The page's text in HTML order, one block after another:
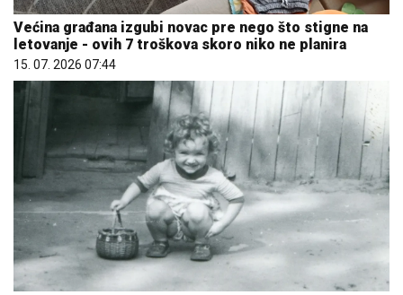
Većina građana izgubi novac pre nego što stigne na
letovanje - ovih 7 troškova skoro niko ne planira
15. 07. 2026 07:44